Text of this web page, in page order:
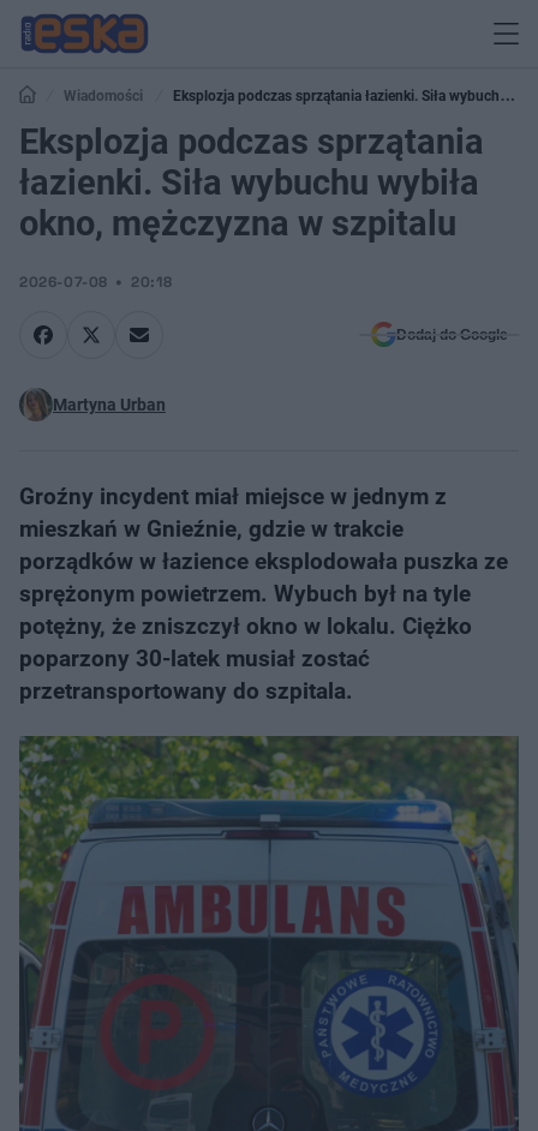
Wiadomości
Eksplozja podczas sprzątania łazienki. Siła wybuchu
wybiła okno, mężczyzna w szpitalu
Eksplozja podczas sprzątania
łazienki. Siła wybuchu wybiła
okno, mężczyzna w szpitalu
2026-07-08 20:18
Dodaj do Google
Martyna Urban
Groźny incydent miał miejsce w jednym z
mieszkań w Gnieźnie, gdzie w trakcie
porządków w łazience eksplodowała puszka ze
sprężonym powietrzem. Wybuch był na tyle
potężny, że zniszczył okno w lokalu. Ciężko
poparzony 30-latek musiał zostać
przetransportowany do szpitala.